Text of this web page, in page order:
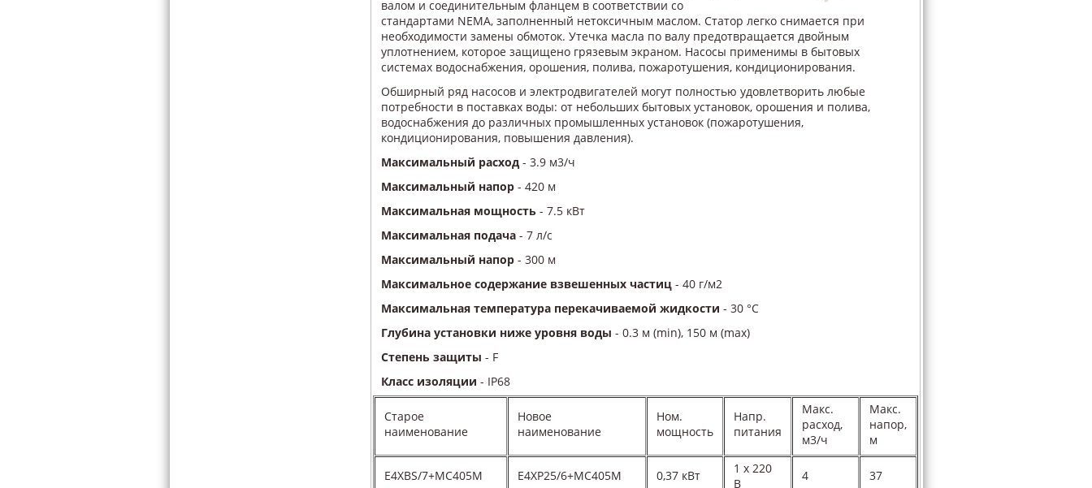
валом и соединительным фланцем в соответствии со
стандартами NEMA, заполненный нетоксичным маслом. Статор легко снимается при
необходимости замены обмоток. Утечка масла по валу предотвращается двойным
уплотнением, которое защищено грязевым экраном. Насосы применимы в бытовых
системах водоснабжения, орошения, полива, пожаротушения, кондиционирования.
Обширный ряд насосов и электродвигателей могут полностью удовлетворить любые
потребности в поставках воды: от небольших бытовых установок, орошения и полива,
водоснабжения до различных промышленных установок (пожаротушения,
кондиционирования, повышения давления).
Максимальный расход- 3.9 м3/ч
Максимальный напор- 420 м
Максимальная мощность - 7.5 кВт
Максимальная подача- 7 л/с
Максимальный напор- 300 м
Максимальное содержание взвешенных частиц- 40 г/м2
Максимальная температура перекачиваемой жидкости - 30 °С
Глубина установки ниже уровня воды - 0.3 м (min), 150 м (max)
Степень защиты - F
Класс изоляции - IP68
Старое
наименование
Новое
наименование
Ном.
мощность
Напр.
питания
Макс.
расход,
м3/ч
Макс.
напор,
м
E4XBS/7+MC405M E4XP25/6+MC405M 0,37 кВт
1 х 220
В
4 37